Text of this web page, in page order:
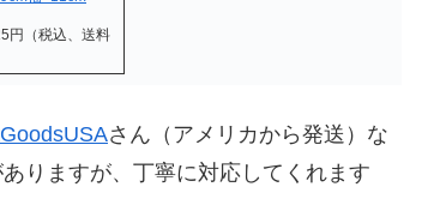
円（税込、送料
さん（アメリカから発送）な
りますが、丁寧に対応してくれます